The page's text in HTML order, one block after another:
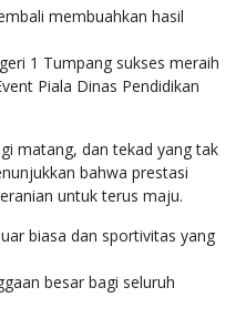
membuahkan hasil
1 Tumpang sukses meraih
Piala Dinas Pendidikan
matang, dan tekad yang tak
bahwa prestasi
untuk terus maju.
biasa dan sportivitas yang
besar bagi seluruh